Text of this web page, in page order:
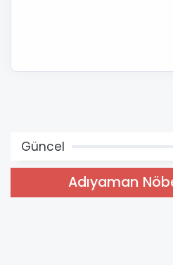
Güncel
Adıyaman